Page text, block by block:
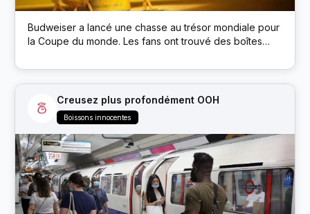
Budweiser a lancé une chasse au trésor mondiale pour
la Coupe du monde. Les fans ont trouvé des boîtes
publics ; chaque boîte avait un code QR qui débloquait
des prix comme des billets de match et de la bière.
Creusez plus profondément OOH
Boissons innocentes